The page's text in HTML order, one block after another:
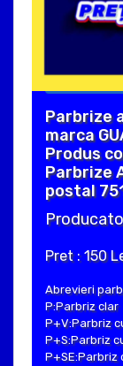
Parbrize
marca
Produs
Parbrize
postal
Pret : 150
Abrevieri
P:Parbriz clar
P+V:Parbriz
P+S:Parbriz
P+SE:Parbriz